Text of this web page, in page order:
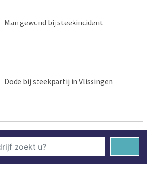
Man gewond bij steekincident
Dode bij steekpartij in Vlissingen